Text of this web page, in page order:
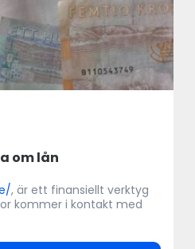
om lån
, är ett finansiellt verktyg
kommer i kontakt med